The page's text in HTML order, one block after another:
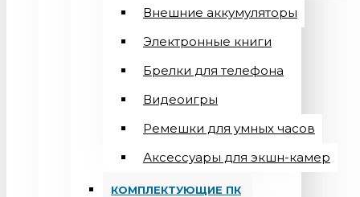
Внешние аккумуляторы
Электронные книги
Брелки для телефона
Видеоигры
Ремешки для умных часов
Аксессуары для экшн-камер
КОМПЛЕКТУЮЩИЕ ПК